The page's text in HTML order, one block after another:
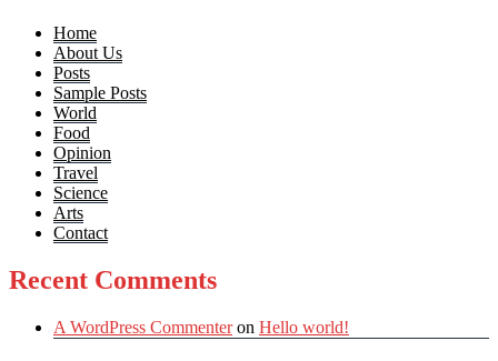
Home
About Us
Posts
Sample Posts
World
Food
Opinion
Travel
Science
Arts
Contact
Recent Comments
A WordPress Commenteron Hello world!